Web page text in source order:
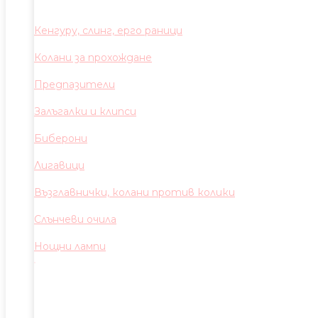
Кенгуру, слинг, ерго раници
Колани за прохождане
Предпазители
Залъгалки и клипси
Биберони
Лигавици
Възглавнички, колани против колики
Слънчеви очила
Нощни лампи